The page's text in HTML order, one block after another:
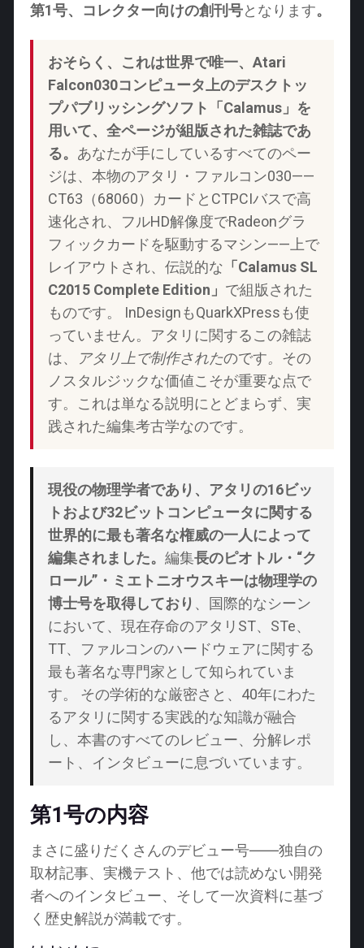
第1号、コレクター向けの創刊号となります。
おそらく、これは世界で唯一、Atari
Falcon030コンピュータ上のデスクトッ
プパブリッシングソフト「Calamus」を
用いて、全ページが組版された雑誌であ
る。 あなたが手にしているすべてのペー
ジは、本物のアタリ・ファルコン030——
CT63（68060）カードとCTPCIバスで高
速化され、フルHD解像度でRadeonグラ
フィックカードを駆動するマシン——上で
レイアウトされ、伝説的な 「Calamus SL
C2015 Complete Edition」 で組版された
ものです。 InDesignもQuarkXPressも使
っていません。アタリに関するこの雑誌
は、
アタリ上で制作されたのです。 その
ノスタルジックな価値こそが重要な点で
す。これは単なる説明にとどまらず、実
践された編集考古学なのです。
現役の物理学者であり、アタリの16ビッ
トおよび32ビットコンピュータに関する
世界的に最も著名な権威の一人によって
編集されました。 編集長のピオトル・“ク
ロール”・ミエトニオウスキーは物理学の
博士号を取得しており 、国際的なシーン
において、現在存命のアタリST、STe、
TT、ファルコンのハードウェアに関する
最も著名な専門家として知られていま
す。 その学術的な厳密さと、40年にわた
るアタリに関する実践的な知識が融合
し、本書のすべてのレビュー、分解レポ
ート、インタビューに息づいています。
第1号の内容
まさに盛りだくさんのデビュー号――独自の
取材記事、実機テスト、他では読めない開発
者へのインタビュー、そして一次資料に基づ
く歴史解説が満載です。